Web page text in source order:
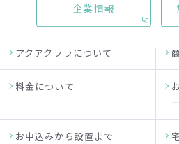
企業情報
アクアクララについて
料金について
お申込みから設置まで